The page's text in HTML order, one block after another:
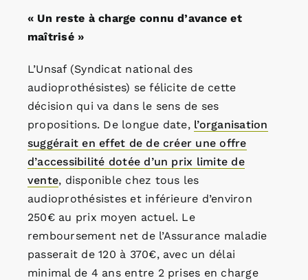
« Un reste à charge connu d’avance et
maîtrisé »
L’Unsaf (Syndicat national des
audioprothésistes) se félicite de cette
décision qui va dans le sens de ses
propositions. De longue date, l’organisation
suggérait en effet de de créer une offre
d’accessibilité dotée d’un prix limite de
vente, disponible chez tous les
audioprothésistes et inférieure d’environ
250€ au prix moyen actuel. Le
remboursement net de l’Assurance maladie
passerait de 120 à 370€, avec un délai
minimal de 4 ans entre 2 prises en charge